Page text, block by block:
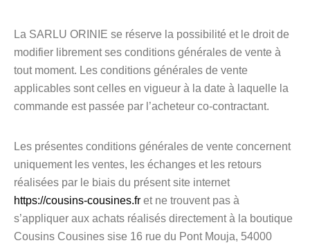
La SARLU ORINIE se réserve la possibilité et le droit de
modifier librement ses conditions générales de vente à
tout moment. Les conditions générales de vente
applicables sont celles en vigueur à la date à laquelle la
commande est passée par l’acheteur co-contractant.
Les présentes conditions générales de vente concernent
uniquement les ventes, les échanges et les retours
réalisées par le biais du présent site internet
https://cousins-cousines.fr et ne trouvent pas à
s’appliquer aux achats réalisés directement à la boutique
Cousins Cousines sise 16 rue du Pont Mouja, 54000